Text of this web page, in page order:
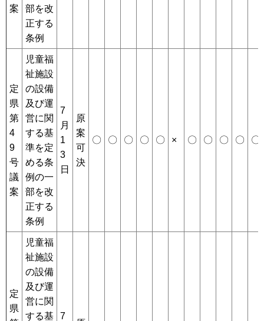
案
部を改
正する
条例
定
県
第
4
9
号
議
案
児童福
祉施設
の設備
及び運
営に関
する基
準を定
める条
例の一
部を改
正する
条例
7
月
1
3
日
原
案
可
決
〇 〇 〇 〇 〇 × 〇 〇 〇 〇 〇
定
県
児童福
祉施設
の設備
及び運
営に関
する基
7